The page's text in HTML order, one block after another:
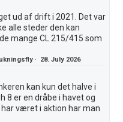
ud af drift i 2021. Det var
alle steder den kan
mange CL 215/415 som
· 28. July 2026
kan kun det halve i
8 er en dråbe i havet og
været i aktion har man